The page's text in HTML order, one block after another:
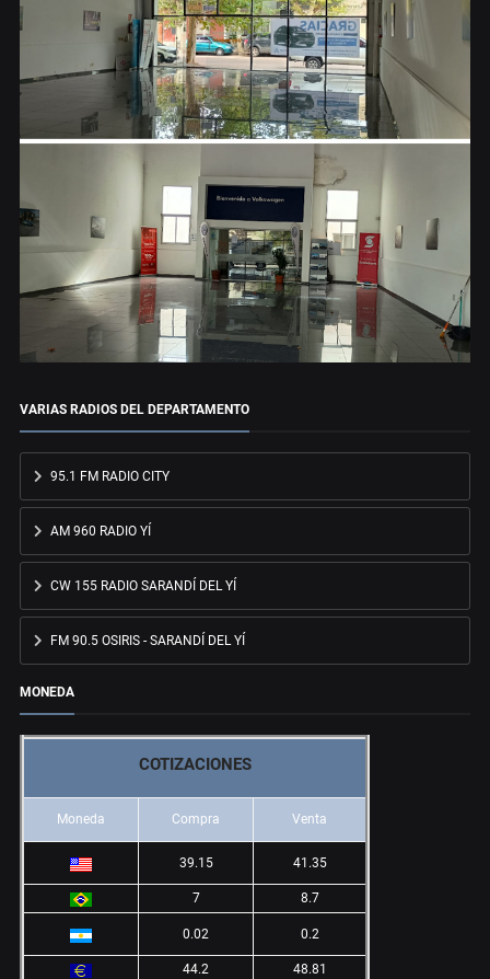
VARIAS RADIOS DEL DEPARTAMENTO
95.1 FM RADIO CITY
AM 960 RADIO YÍ
CW 155 RADIO SARANDÍ DEL YÍ
FM 90.5 OSIRIS - SARANDÍ DEL YÍ
MONEDA
COTIZACIONES
Moneda Compra Venta
39.15 41.35
7 8.7
0.02 0.2
44.2
48.81